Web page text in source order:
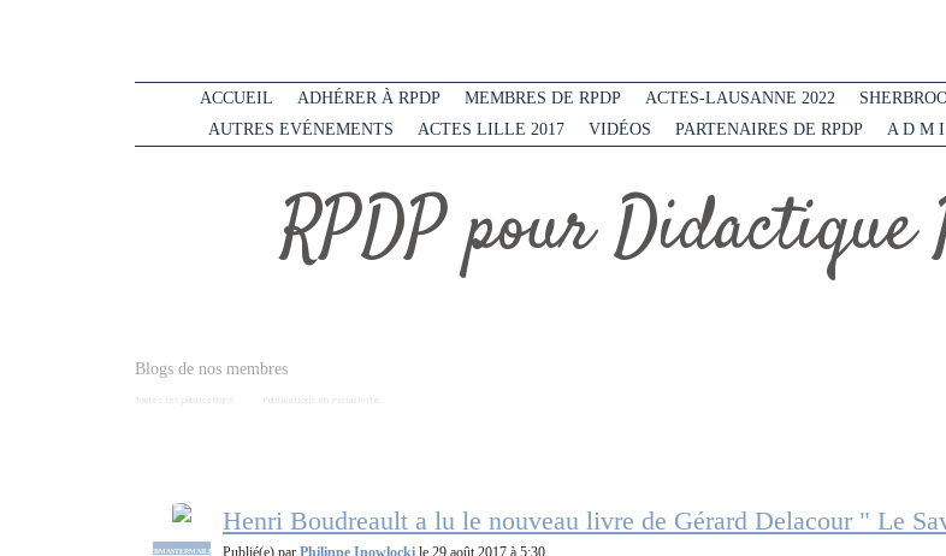
RPDP pour Didactique
ACCUEIL ADHÉRER À RPDP MEMBRES DE RPDP ACTES-LAUSANNE 2022
AUTRES EVÉNEMENTS
ACTES LILLE 2017 VIDÉOS PARTENAIRES DE RPDP A D M
Blogs de nos membres
Toutes les publications Publications en exclusivité
WEBMASTERMAILING
Henri Boudreault a lu le nouveau livre de Gérard Delacour " Le
Publié(e) par Philippe Inowlocki le 29 août 2017 à 5:30